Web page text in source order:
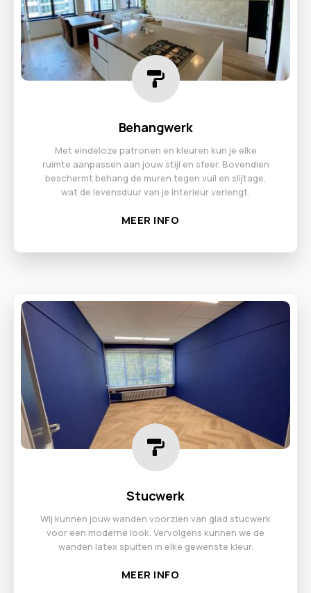
Behangwerk
Met eindeloze patronen en kleuren kun je elke
ruimte aanpassen aan jouw stijl en sfeer. Bovendien
beschermt behang de muren tegen vuil en slijtage,
wat de levensduur van je interieur verlengt.
MEER INFO
Stucwerk
Wij kunnen jouw wanden voorzien van glad stucwerk
voor een moderne look. Vervolgens kunnen we de
wanden latex spuiten in elke gewenste kleur.
MEER INFO